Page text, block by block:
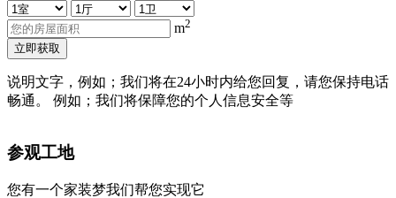
m2
立即获取
说明文字，例如；我们将在24小时内给您回复，请您保持电话
畅通。 例如；我们将保障您的个人信息安全等
参观工地
您有一个家装梦我们帮您实现它